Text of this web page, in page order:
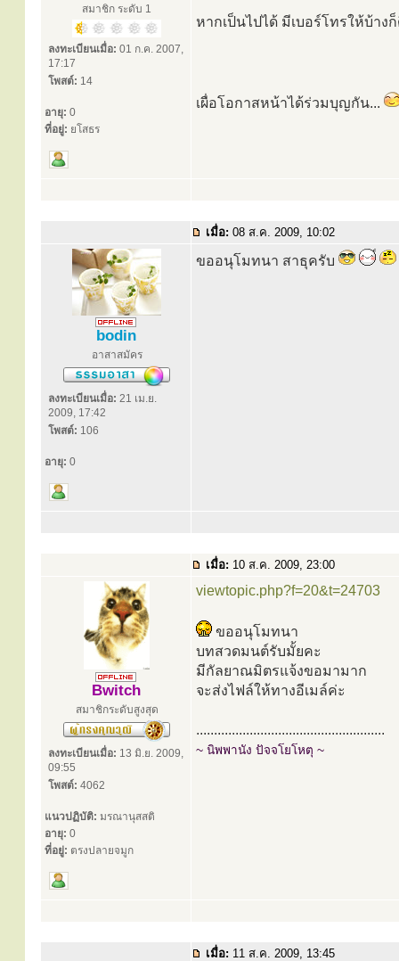
สมาชิก ระดับ 1
ลงทะเบียนเมื่อ: 01 ก.ค. 2007,
17:17
โพสต์: 14
อายุ: 0
ที่อยู่: ยโสธร
หากเป็นไปได้ มีเบอร์โทรให้บ้าง
เผื่อโอกาสหน้าได้ร่วมบุญกัน...
เมื่อ: 08 ส.ค. 2009, 10:02
bodin
อาสาสมัคร
ลงทะเบียนเมื่อ: 21 เม.ย.
2009, 17:42
โพสต์: 106
อายุ: 0
ขออนุโมทนา สาธุครับ
เมื่อ: 10 ส.ค. 2009, 23:00
Bwitch
สมาชิกระดับสูงสุด
ลงทะเบียนเมื่อ: 13 มิ.ย. 2009,
09:55
โพสต์: 4062
แนวปฏิบัติ: มรณานุสสติ
อายุ: 0
ที่อยู่: ตรงปลายจมูก
viewtopic.php?f=20&t=24703
ขออนุโมทนา
บทสวดมนต์รับมั้ยคะ
มีกัลยาณมิตรแจ้งขอมามาก
จะส่งไฟล์ให้ทางอีเมล์ค่ะ
.....................................................
~ นิพพานัง ปัจจโยโหตุ ~
เมื่อ: 11 ส.ค. 2009, 13:45